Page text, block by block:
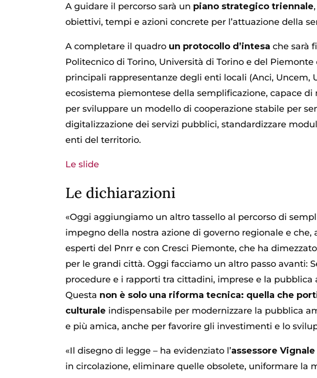
A guidare il percorso sarà un piano strategico triennale
obiettivi, tempi e azioni concrete per l’attuazione della
A completare il quadro un protocollo d’intesache sarà
Politecnico di Torino, Università di Torino e del
principali rappresentanze degli enti locali (Anci, Uncem,
ecosistema piemontese della semplificazione, capace
per sviluppare un modello di cooperazione stabile per
digitalizzazione dei servizi pubblici, standardizzare
enti del territorio.
Le slide
Le dichiarazioni
«Oggi aggiungiamo un altro tassello al percorso di
impegno della nostra azione di governo regionale e
esperti del Pnrr e con Cresci Piemonte, che ha
per le grandi città. Oggi facciamo un altro passo avanti:
procedure e i rapporti tra cittadini, imprese e la
Questa non è solo una riforma tecnica: quella che
culturale indispensabile per modernizzare la pubblica
e più amica, anche per favorire gli investimenti e lo
«Il disegno di legge – ha evidenziato l’assessore Vignale
in circolazione, eliminare quelle obsolete, uniformare